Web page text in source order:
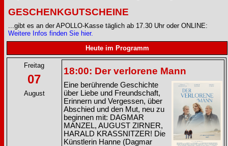
GESCHENKGUTSCHEINE
...gibt es an der APOLLO-Kasse täglich ab 17.30 Uhr oder ONLINE:
Weitere Infos finden Sie hier.
Heute im Programm
Freitag
07
August
18:00: Der verlorene Mann
Eine berührende Geschichte
über Liebe und Freundschaft,
Erinnern und Vergessen, über
Abschied und den Mut, neu zu
beginnen mit: DAGMAR
MANZEL, AUGUST ZIRNER,
HARALD KRASSNITZER! Die
Künstlerin Hanne (Dagmar